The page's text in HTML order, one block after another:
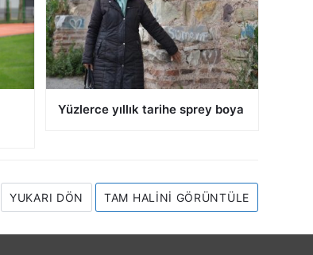
Yüzlerce yıllık tarihe sprey boya
YUKARI DÖN TAM HALINI GÖRÜNTÜLE